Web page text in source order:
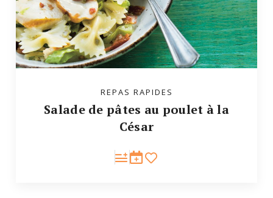
REPAS RAPIDES
Salade de pâtes au poulet à la
César